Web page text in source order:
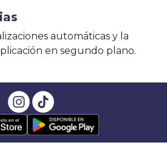
automáticas y la
en segundo plano.